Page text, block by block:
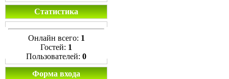
Статистика
Онлайн всего: 1
Гостей: 1
Пользователей: 0
Форма входа